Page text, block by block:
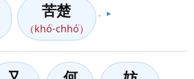
苦楚
（khó͘-chhó͘）
▶️